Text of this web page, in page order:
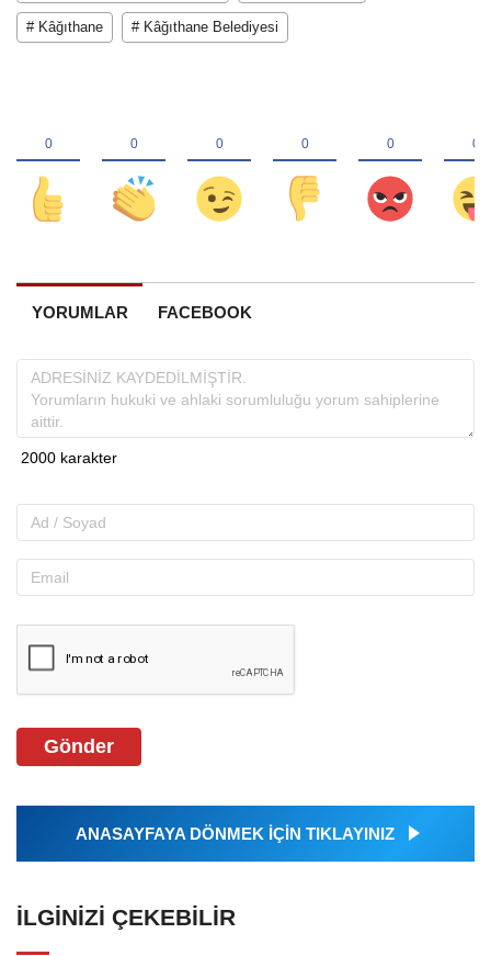
# Kâğıthane # Kâğıthane Belediyesi
YORUMLAR FACEBOOK
Gönder
ANASAYFAYA DÖNMEK İÇİN TIKLAYINIZ
İLGINIZI ÇEKEBILIR